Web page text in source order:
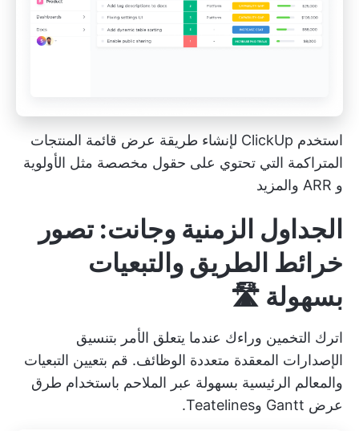
استخدم ClickUp لإنشاء طريقة عرض قائمة المنتجات
المتراكمة التي تحتوي على حقول مخصصة مثل الأولوية
و ARR والمزيد
الجداول الزمنية وجانت: تصور
خرائط الطريق والتبعيات
بسهولة 🛣
اترك التخمين وراءك عندما يتعلق الأمر بتنسيق
الإصدارات المعقدة متعددة الوظائف. قم بتعيين التبعيات
والمعالم الرئيسية بسهولة عبر الملاحم باستخدام طرق
عرض Gantt وTeatelines.